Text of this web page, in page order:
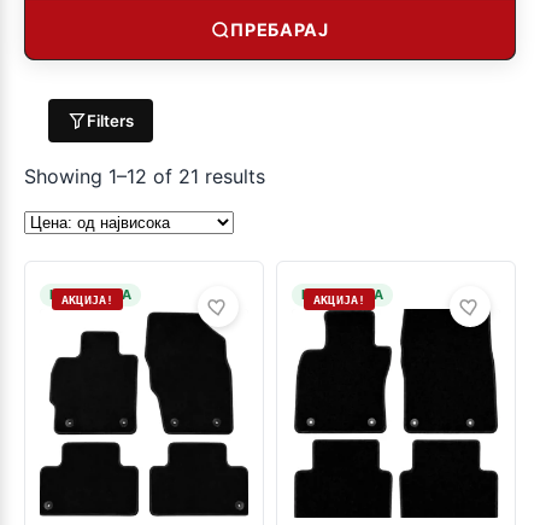
ПРЕБАРАЈ
Filters
Showing 1–12 of 21 results
НА ЗАЛИХА
АКЦИЈА! НА ЗАЛИХА
АКЦИЈА!